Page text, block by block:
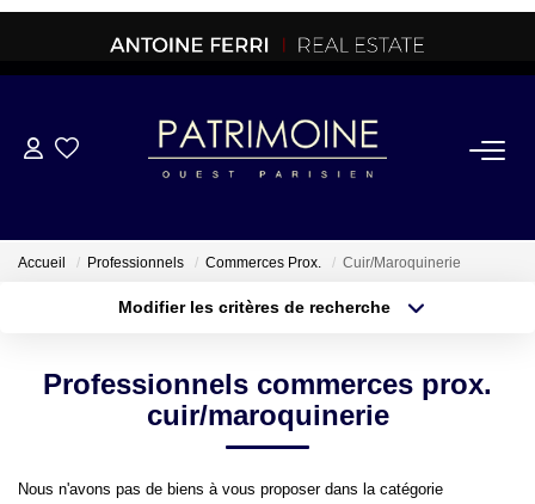
ACHETER
OFF MARKET
BRETAGNE
Accueil Professionnels Commerces Prox. Cuir/Maroquinerie
Modifier les critères de recherche
Type de bien
Surface min
Professionnels commerces prox.
cuir/maroquinerie
Nous n'avons pas de biens à vous proposer dans la catégorie